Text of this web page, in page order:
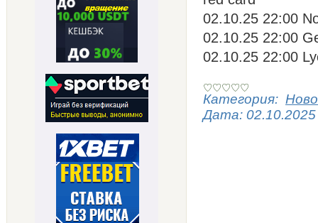
02.10.25 22:00
02.10.25 22:00
02.10.25 22:00
Категория:
Дата: 02.10.2025